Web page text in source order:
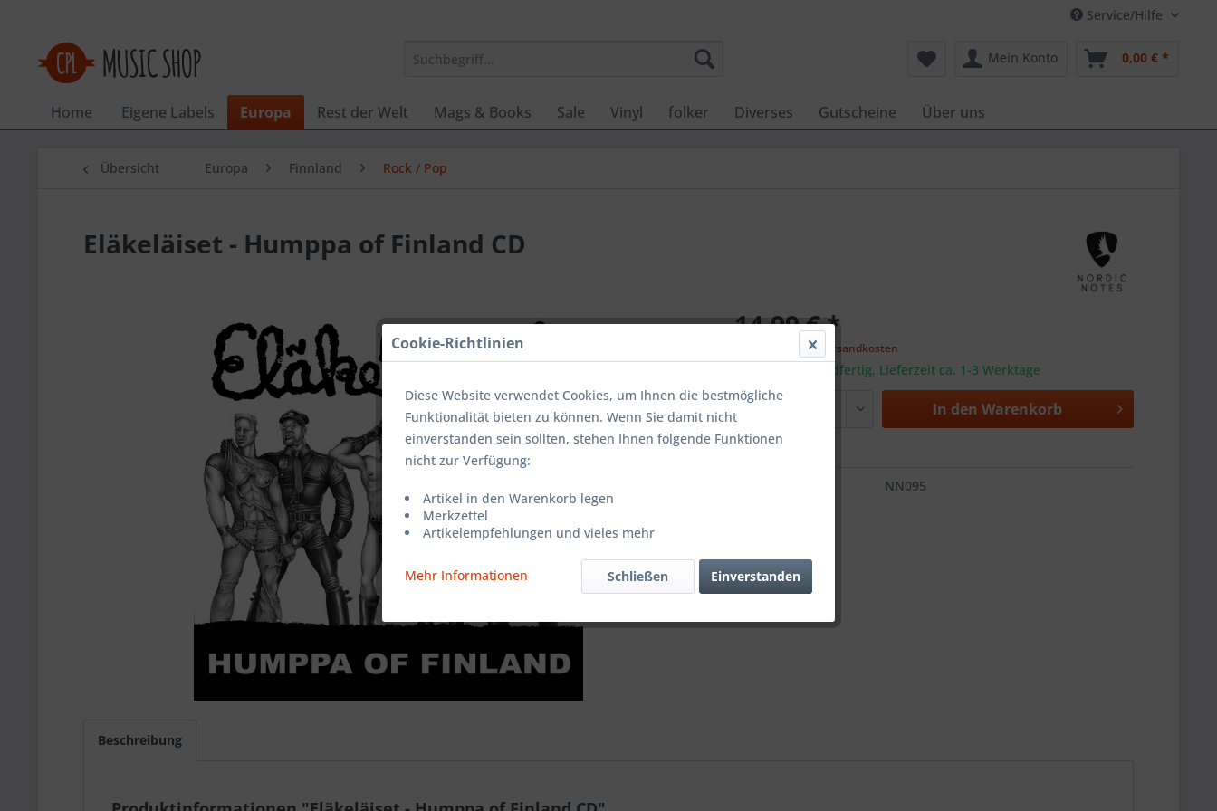
Service/Hilfe
Mein Konto 0,00 € *
Home Eigene Labels Europa Rest der Welt Mags & Books Sale Vinyl folker Diverses Gutscheine Über uns
Übersicht Europa Finnland Rock / Pop
Eläkeläiset - Humppa of Finland CD
14,99 € *
zzgl. Versandkosten
Sofort versandfertig, Lieferzeit ca. 1-3 Werktage
In den Warenkorb
Merken
NN095
Beschreibung
Cookie-Richtlinien
Diese Website verwendet Cookies, um Ihnen die bestmögliche
Funktionalität bieten zu können. Wenn Sie damit nicht
einverstanden sein sollten, stehen Ihnen folgende Funktionen
nicht zur Verfügung:
Artikel in den Warenkorb legen
Merkzettel
Artikelempfehlungen und vieles mehr
Mehr Informationen Einverstanden
Schließen